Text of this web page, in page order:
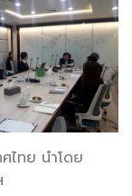
ไทย นำโดย